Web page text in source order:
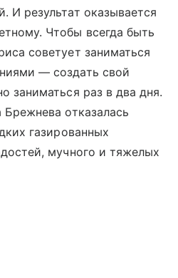
И результат оказывается
Чтобы всегда быть
советует заниматься
— создать свой
заниматься раз в два дня.
отказалась
газированных
мучного и тяжелых